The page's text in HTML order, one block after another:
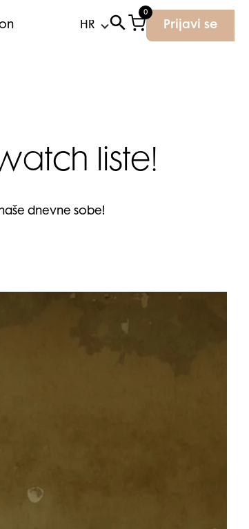
0
Prijavi se
liste!
dnevne sobe!